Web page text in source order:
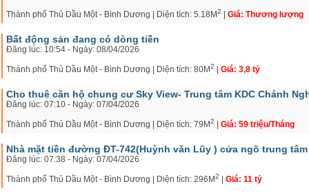
Thành phố Thủ Dầu Một - Bình Dương | Diện tích: 5.18M2 Giá: Thương lượng
Bất động sản đang có dòng tiền
Đăng lúc: 10:54 - Ngày: 08/04/2026
Thành phố Thủ Dầu Một - Bình Dương | Diện tích: 80M2 Giá: 3,8 tỷ
Cho thuê căn hộ chung cư Sky View- Trung tâm KDC Chánh
Đăng lúc: 07:10 - Ngày: 07/04/2026
Thành phố Thủ Dầu Một - Bình Dương | Diện tích: 79M2 Giá: 59 triệu/Tháng
Nhà mặt tiền đường ĐT-742(Huỳnh văn Lũy ) cửa ngõ trung
Đăng lúc: 07:38 - Ngày: 07/04/2026
Thành phố Thủ Dầu Một - Bình Dương | Diện tích: 296M2 Giá: 11 tỷ